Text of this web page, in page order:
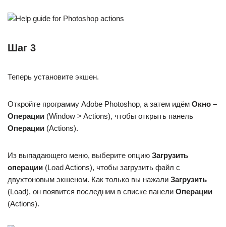
Шаг 3
Теперь установите экшен.
Откройте программу Adobe Photoshop, а затем идём Окно –
Операции (Window > Actions), чтобы открыть панель
Операции (Actions).
Из выпадающего меню, выберите опцию Загрузить
операции (Load Actions), чтобы загрузить файл с
двухтоновым экшеном. Как только вы нажали Загрузить
(Load), он появится последним в списке панели Операции
(Actions).